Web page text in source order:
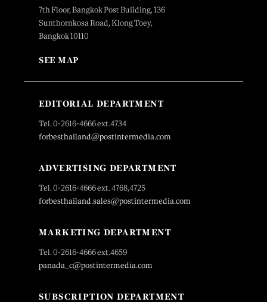
7th Floor, Bangkok Post Building, 136
Sunthornkosa Road, Klong Toey,
Bangkok 10110
SEE MAP
EDITORIAL DEPARTMENT
Tel. 0-2616-4666 ext.4734
forbesthailand@postintermedia.com
ADVERTISING DEPARTMENT
Tel. 0-2616-4666 ext. 4768,4725
forbesthailand.sales@postintermedia.com
MARKETING DEPARTMENT
Tel. 0-2616-4666 ext.4659
panada_c@postintermedia.com
SUBSCRIPTION DEPARTMENT